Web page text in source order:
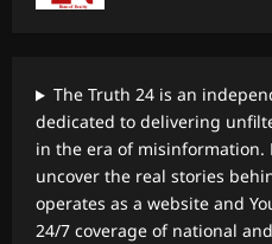
The Truth 24 is an
dedicated to delivering
in the era of misinformation.
uncover the real stories
operates as a website and
24/7 coverage of national